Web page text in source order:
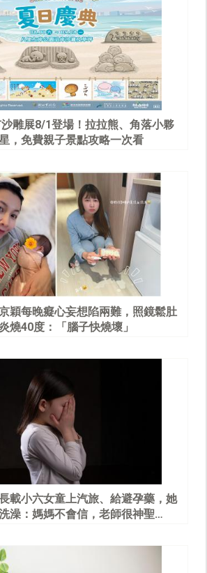
雕展8/1登場！拉拉熊、角落小夥
，免費親子景點攻略一次看
穎每晚癡心妄想陷兩難，照鏡鬆肚
燒40度：「腦子快燒壞」
載小六女童上汽旅、給避孕藥，她
澡：媽媽不會信，老師很神聖…